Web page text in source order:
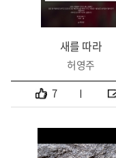
새를 따라
허영주
7